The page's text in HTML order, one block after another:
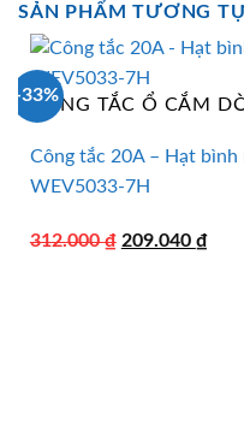
SẢN PHẨM TƯƠNG
-33%
CÔNG TẮC Ổ CẮM
Công tắc 20A – Hạt bình
WEV5033-7H
312.000₫ Giá
209.040 ₫Giá